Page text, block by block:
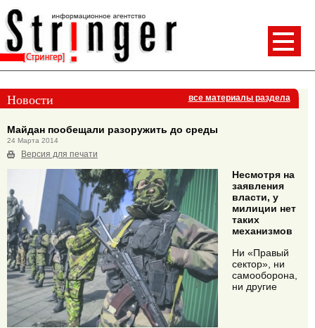
Новости все материалы раздела
Майдан пообещали разоружить до среды
24 Марта 2014
Версия для печати
Несмотря на
заявления
власти, у
милиции нет
таких
механизмов
Ни «Правый
сектор», ни
самооборона,
ни другие